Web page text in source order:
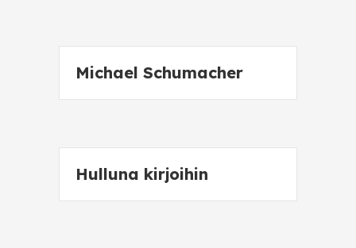
Michael Schumacher
Hulluna kirjoihin